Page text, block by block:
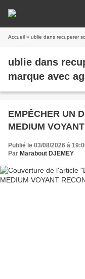
Accueil » ublie dans recuperer
ublie dans
marque avec
EMPÊCHER UN
MEDIUM
Publié le 03/08/2026 à
Par Marabout DJEMEY